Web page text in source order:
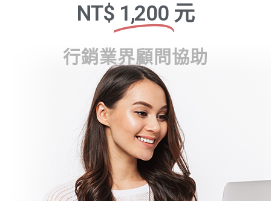
NT$ 1,200 元
行銷業界顧問協助